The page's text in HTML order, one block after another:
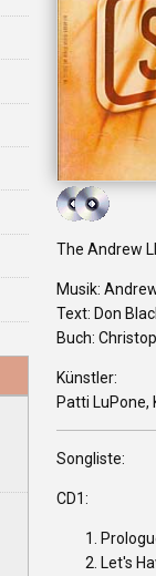
The Andrew
Musik:
Text: Don
Buch:
Künstler:
Patti LuPone,
Songliste:
CD1:
Let's